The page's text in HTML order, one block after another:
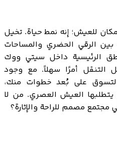
للعيش؛ إنه نمط حياة. تخيل
الرقي الحضري والمساحات
الرئيسية داخل سيتي ووك
التنقل أمرًا سهلاً. مع وجود
على بُعد خطوات منك،
يتطلبها العيش العصري. من لا
مصمم للراحة والإثارة؟